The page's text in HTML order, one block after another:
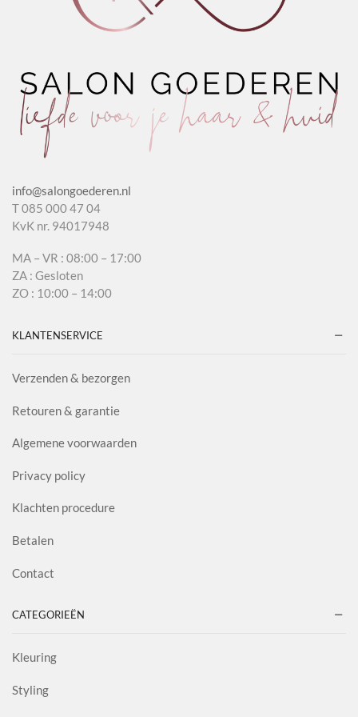
info@salongoederen.nl
T 085 000 47 04
KvK nr. 94017948
MA – VR : 08:00 – 17:00
ZA : Gesloten
ZO : 10:00 – 14:00
KLANTENSERVICE
Verzenden & bezorgen
Retouren & garantie
Algemene voorwaarden
Privacy policy
Klachten procedure
Betalen
Contact
CATEGORIEËN
Kleuring
Styling